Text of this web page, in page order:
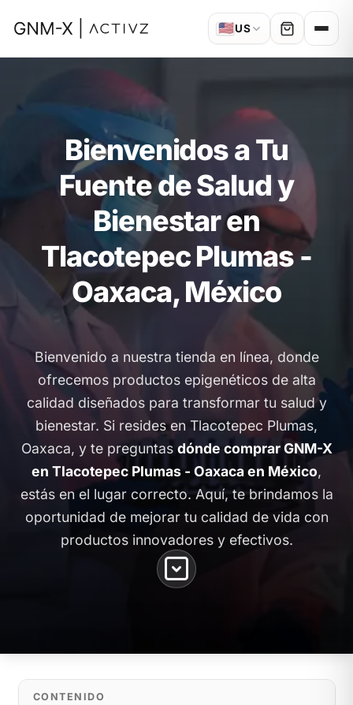
🇺🇸US
Bienvenidos a Tu
Fuente de Salud y
Bienestar en
Tlacotepec Plumas -
Oaxaca, México
Bienvenido a nuestra tienda en línea, donde
ofrecemos productos epigenéticos de alta
calidad diseñados para transformar tu salud y
bienestar. Si resides en Tlacotepec Plumas,
Oaxaca, y te preguntasdónde comprar GNM-X
en Tlacotepec Plumas - Oaxaca en México,
estás en el lugar correcto. Aquí, te brindamos la
oportunidad de mejorar tu calidad de vida con
productos innovadores y efectivos.
CONTENIDO